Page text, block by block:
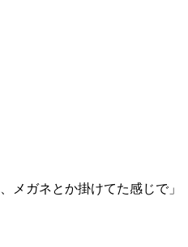
メガネとか掛けてた感じで」